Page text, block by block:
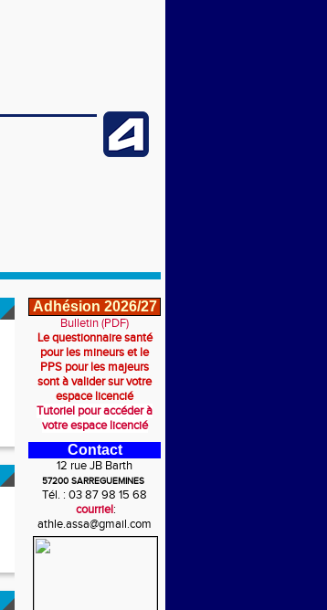
Adhésion 2026/27
Bulletin (PDF)
Le questionnaire santé
pour les mineurs et le
PPS pour les majeurs
sont à valider sur votre
espace licencié
Tutoriel pour accéder à
votre espace licencié
Contact
12 rue JB Barth
57200 SARREGUEMINES
Tél. : 03 87 98 15 68
courriel:
athle.assa@gmail.com